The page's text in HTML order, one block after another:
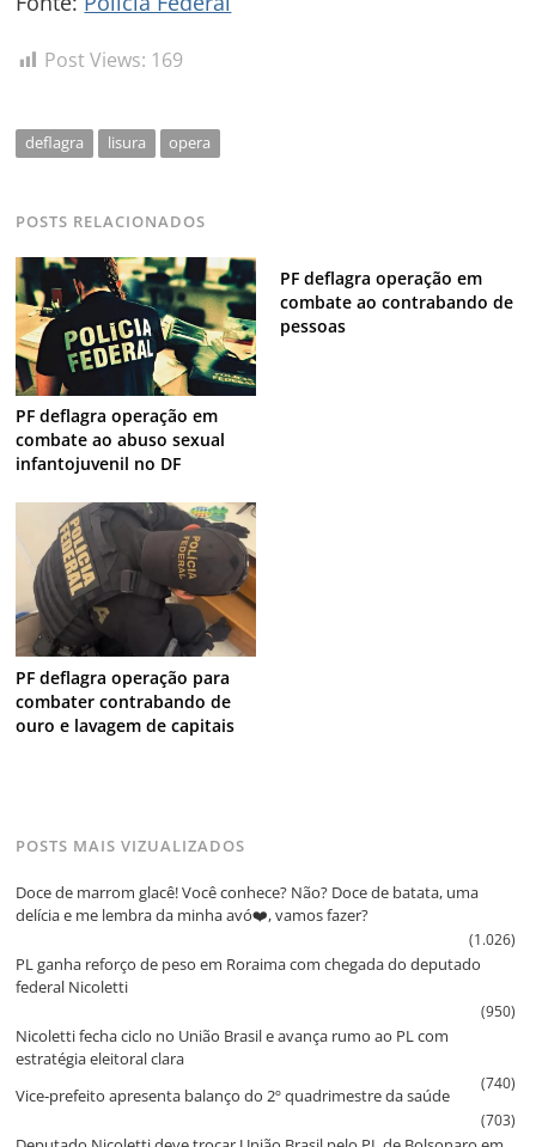
Post Views: 169
deflagra lisura opera
POSTS RELACIONADOS
PF deflagra operação em
combate ao abuso sexual
infantojuvenil no DF
PF deflagra operação em
combate ao contrabando de
pessoas
PF deflagra operação para
combater contrabando de
ouro e lavagem de capitais
POSTS MAIS VIZUALIZADOS
Doce de marrom glacê! Você conhece? Não? Doce de batata, uma
delícia e me lembra da minha avó❤️, vamos fazer?
(1.026)
PL ganha reforço de peso em Roraima com chegada do deputado
federal Nicoletti
(950)
Nicoletti fecha ciclo no União Brasil e avança rumo ao PL com
estratégia eleitoral clara
(740)
Vice‑prefeito apresenta balanço do 2º quadrimestre da saúde
(703)